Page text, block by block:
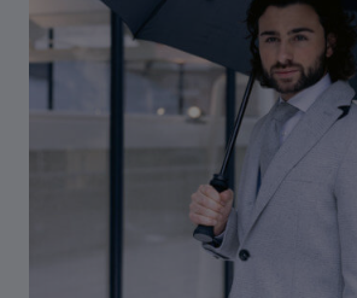
Webshop
Afspraak maken